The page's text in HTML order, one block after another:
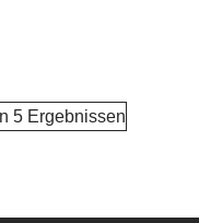
5 Ergebnissen